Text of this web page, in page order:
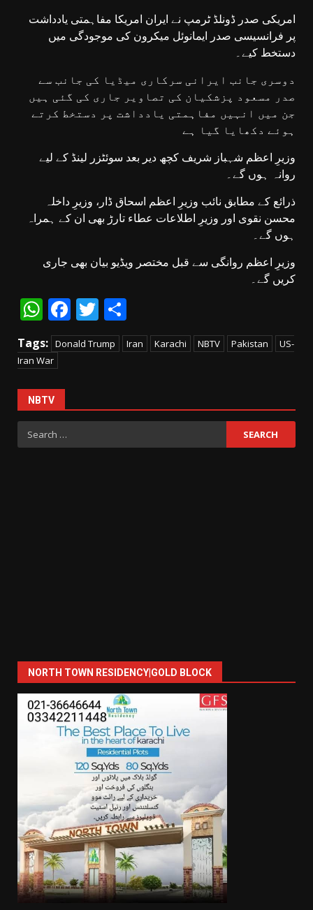
امریکی صدر ڈونلڈ ٹرمپ نے ایران امریکا مفاہمتی یادداشت
پر فرانسیسی صدر ایمانوئل میکرون کی موجودگی میں
دستخط کیے۔
دوسری جانب ایرانی سرکاری میڈیا کی جانب سے
صدر مسعود پزشکیان کی تصاویر جاری کی گئی ہیں
جن میں انہیں مفاہمتی یادداشت پر دستخط کرتے
ہوئے دکھایا گیا ہے
وزیرِ اعظم شہباز شریف کچھ دیر بعد سوئٹزر لینڈ کے لیے
روانہ ہوں گے۔
ذرائع کے مطابق نائب وزیرِ اعظم اسحاق ڈار، وزیرِ داخلہ
محسن نقوی اور وزیرِ اطلاعات عطاء تارڑ بھی ان کے ہمراہ
ہوں گے۔
وزیرِ اعظم روانگی سے قبل مختصر ویڈیو بیان بھی جاری
کریں گے۔
WhatsApp
Facebook
Twitter
Tags: Donald Trump Iran Karachi NBTV Pakistan
US-
Iran War
NBTV
Search
for:
NORTH TOWN RESIDENCY|GOLD BLOCK